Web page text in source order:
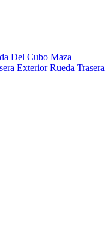
Del Cubo Maza
Exterior Rueda Trasera